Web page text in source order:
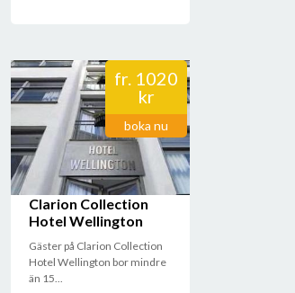
fr. 1020
kr
boka nu
Clarion Collection
Hotel Wellington
Gäster på Clarion Collection
Hotel Wellington bor mindre
än 15...